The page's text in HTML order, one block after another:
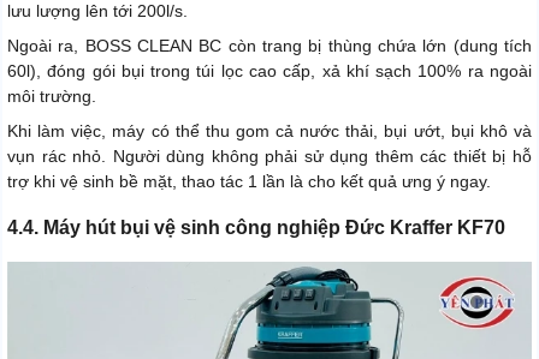
lưu lượng lên tới 200l/s.
Ngoài ra, BOSS CLEAN BC còn trang bị thùng chứa lớn (dung tích
60l), đóng gói bụi trong túi lọc cao cấp, xả khí sạch 100% ra ngoài
môi trường.
Khi làm việc, máy có thể thu gom cả nước thải, bụi ướt, bụi khô và
vụn rác nhỏ. Người dùng không phải sử dụng thêm các thiết bị hỗ
trợ khi vệ sinh bề mặt, thao tác 1 lần là cho kết quả ưng ý ngay.
4.4. Máy hút bụi vệ sinh công nghiệp Đức Kraffer KF70